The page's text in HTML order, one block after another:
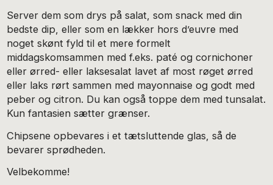
Server dem som drys på salat, som snack med din
bedste dip, eller som en lækker hors d’euvre med
noget skønt fyld til et mere formelt
middagskomsammen med f.eks. paté og cornichoner
eller ørred- eller laksesalat lavet af most røget ørred
eller laks rørt sammen med mayonnaise og godt med
peber og citron. Du kan også toppe dem med tunsalat.
Kun fantasien sætter grænser.
Chipsene opbevares i et tætsluttende glas, så de
bevarer sprødheden.
Velbekomme!